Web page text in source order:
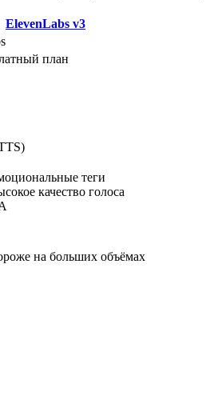
ElevenLabs v3
план
теги
качество голоса
на больших объёмах